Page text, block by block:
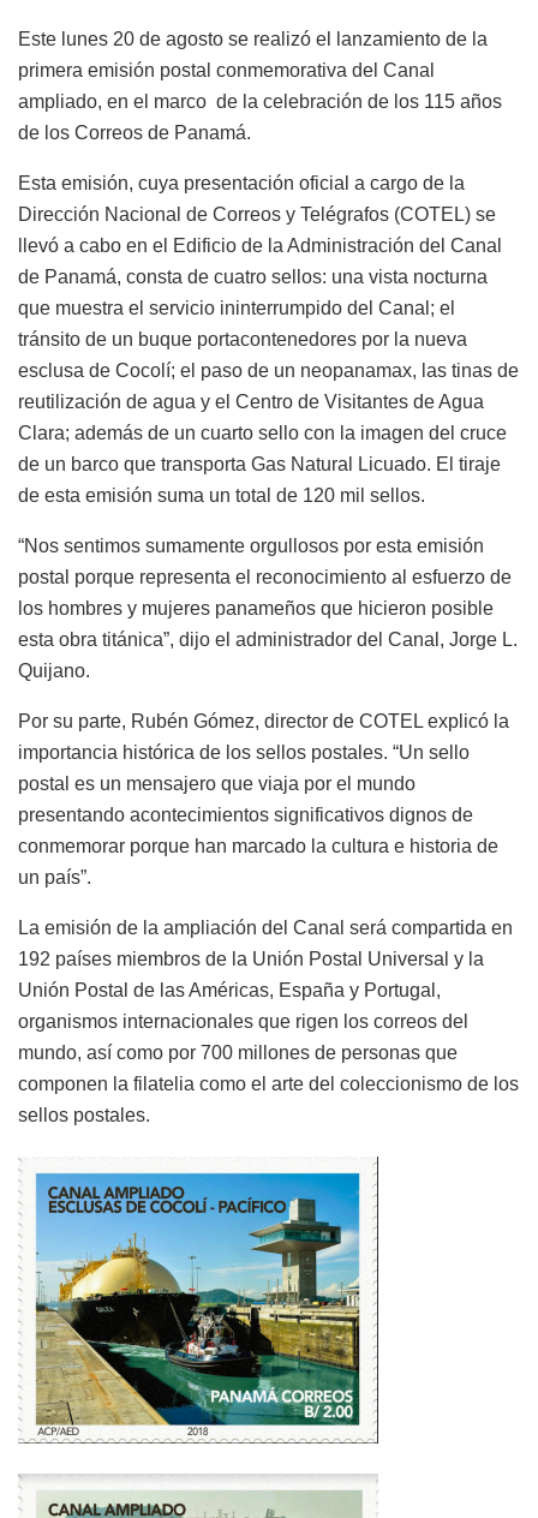
Este lunes 20 de agosto se realizó el lanzamiento de la
primera emisión postal conmemorativa del Canal
ampliado, en el marco de la celebración de los 115 años
de los Correos de Panamá.
Esta emisión, cuya presentación oficial a cargo de la
Dirección Nacional de Correos y Telégrafos (COTEL) se
llevó a cabo en el Edificio de la Administración del Canal
de Panamá, consta de cuatro sellos: una vista nocturna
que muestra el servicio ininterrumpido del Canal; el
tránsito de un buque portacontenedores por la nueva
esclusa de Cocolí; el paso de un neopanamax, las tinas de
reutilización de agua y el Centro de Visitantes de Agua
Clara; además de un cuarto sello con la imagen del cruce
de un barco que transporta Gas Natural Licuado. El tiraje
de esta emisión suma un total de 120 mil sellos.
“Nos sentimos sumamente orgullosos por esta emisión
postal porque representa el reconocimiento al esfuerzo de
los hombres y mujeres panameños que hicieron posible
esta obra titánica”, dijo el administrador del Canal, Jorge L.
Quijano.
Por su parte, Rubén Gómez, director de COTEL explicó la
importancia histórica de los sellos postales. “Un sello
postal es un mensajero que viaja por el mundo
presentando acontecimientos significativos dignos de
conmemorar porque han marcado la cultura e historia de
un país”.
La emisión de la ampliación del Canal será compartida en
192 países miembros de la Unión Postal Universal y la
Unión Postal de las Américas, España y Portugal,
organismos internacionales que rigen los correos del
mundo, así como por 700 millones de personas que
componen la filatelia como el arte del coleccionismo de los
sellos postales.